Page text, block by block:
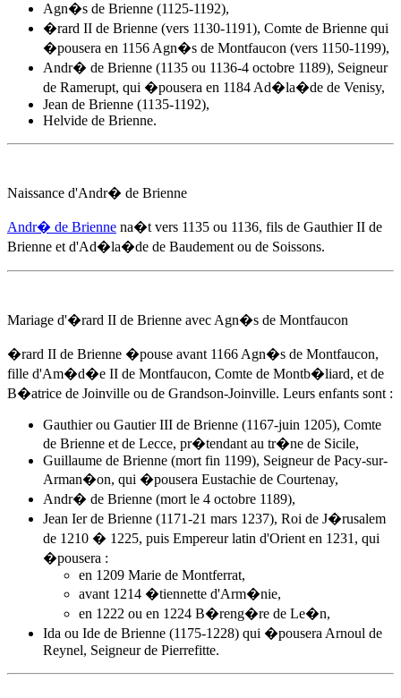
Agn�s de Brienne (1125-1192),
�rard II de Brienne (vers 1130-1191), Comte de Brienne qui
�pousera en 1156 Agn�s de Montfaucon (vers 1150-1199),
Andr� de Brienne (1135 ou 1136-4 octobre 1189), Seigneur
de Ramerupt, qui �pousera en 1184 Ad�la�de de Venisy,
Jean de Brienne (1135-1192),
Helvide de Brienne.
Naissance d'Andr� de Brienne
Andr� de Brienne na�t vers 1135 ou 1136, fils de Gauthier II de
Brienne et d'Ad�la�de de Baudement ou de Soissons.
Mariage d'�rard II de Brienne avec Agn�s de Montfaucon
�rard II de Brienne �pouse avant 1166 Agn�s de Montfaucon,
fille d'Am�d�e II de Montfaucon, Comte de Montb�liard, et de
B�atrice de Joinville ou de Grandson-Joinville. Leurs enfants sont :
Gauthier ou Gautier III de Brienne (1167-juin 1205), Comte
de Brienne et de Lecce, pr�tendant au tr�ne de Sicile,
Guillaume de Brienne (mort fin 1199), Seigneur de Pacy-sur-
Arman�on, qui �pousera Eustachie de Courtenay,
Andr� de Brienne (mort le 4 octobre 1189),
Jean Ier de Brienne (1171-21 mars 1237), Roi de J�rusalem
de 1210 � 1225, puis Empereur latin d'Orient en 1231, qui
�pousera :
en 1209 Marie de Montferrat,
avant 1214 �tiennette d'Arm�nie,
en 1222 ou en 1224 B�reng�re de Le�n,
Ida ou Ide de Brienne (1175-1228) qui �pousera Arnoul de
Reynel, Seigneur de Pierrefitte.